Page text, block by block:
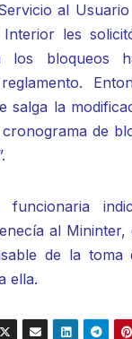
al
Interior les
los bloqueos
salga la
de
funcionaria
al Mininter,
de la toma
ella.